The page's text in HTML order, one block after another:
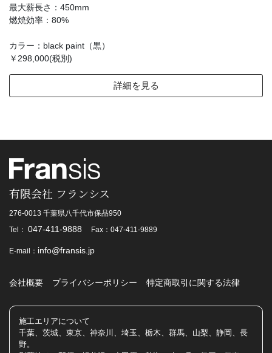
最大薪長さ：450mm
燃焼効率：80%
カラー：black paint（黒）
￥298,000(税別)
詳細を見る
有限会社 フランシス
276-0013 千葉県八千代市保品950
Tel： 047-411-9888 Fax：047-411-9889
E-mail： info@fransis.jp
会社概要 プライバシーポリシー 特定商取引に関する法律
施工エリアについて
千葉、茨城、東京、神奈川、埼玉、栃木、群馬、山梨、静岡、長
野。